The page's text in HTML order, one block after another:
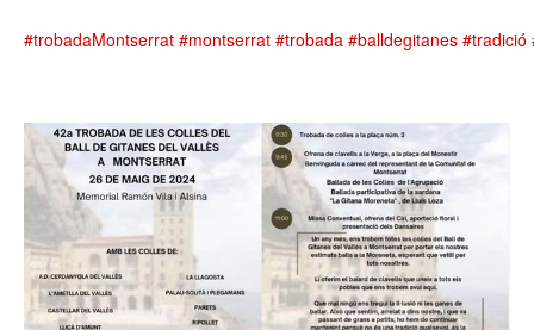
#trobadaMontserrat #montserrat #trobada #balldegitanes #tradició